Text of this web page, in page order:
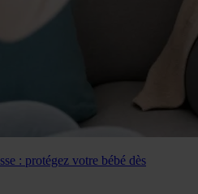
: protégez votre bébé dès